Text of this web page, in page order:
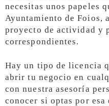
necesitas unos papeles
Ayuntamiento de Foios,
proyecto de actividad y
correspondientes.
Hay un tipo de licencia
abrir tu negocio en
con nuestra asesoría
conocer si optas por